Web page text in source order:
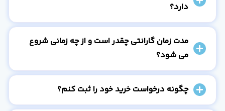
دارد؟
مدت زمان گارانتی چقدر است و از چه زمانی شروع
می شود؟
چگونه درخواست خرید خود را ثبت کنم؟